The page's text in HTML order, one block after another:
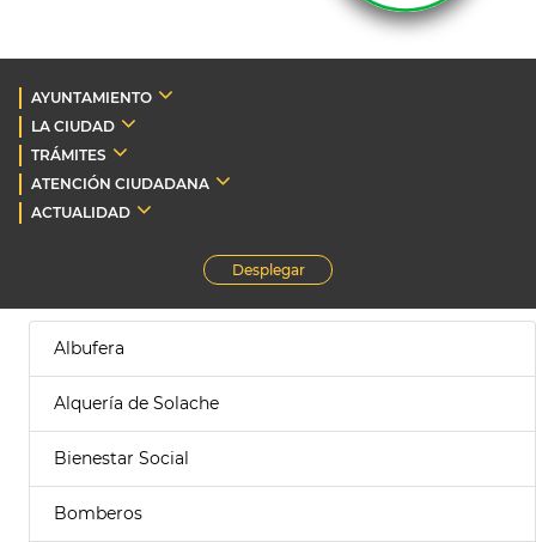
AYUNTAMIENTO
LA CIUDAD
TRÁMITES
ATENCIÓN CIUDADANA
ACTUALIDAD
Desplegar
Albufera
Alquería de Solache
Bienestar Social
Bomberos